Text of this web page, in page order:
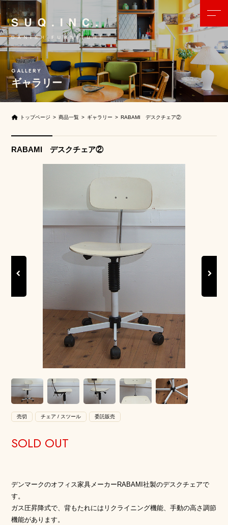
ギャラリー
トップページ 商品一覧 ギャラリー RABAMI デスクチェア②
RABAMI デスクチェア②
売切 チェア / スツール 委託販売
SOLD OUT
デンマークのオフィス家具メーカーRABAMI社製のデスクチェアで
す。
ガス圧昇降式で、背もたれにはリクライニング機能、手動の高さ調節
機能があります。